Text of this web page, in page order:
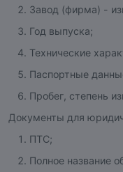
Завод (фирма) -
Год выпуска;
Технические
Паспортные
Пробег, степень
Документы для
ПТС;
Полное название